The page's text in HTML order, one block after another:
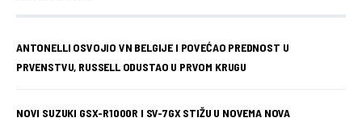
ANTONELLI OSVOJIO VN BELGIJE I POVEĆAO PREDNOST U
PRVENSTVU, RUSSELL ODUSTAO U PRVOM KRUGU
NOVI SUZUKI GSX-R1000R I SV-7GX STIŽU U NOVEMA NOVA